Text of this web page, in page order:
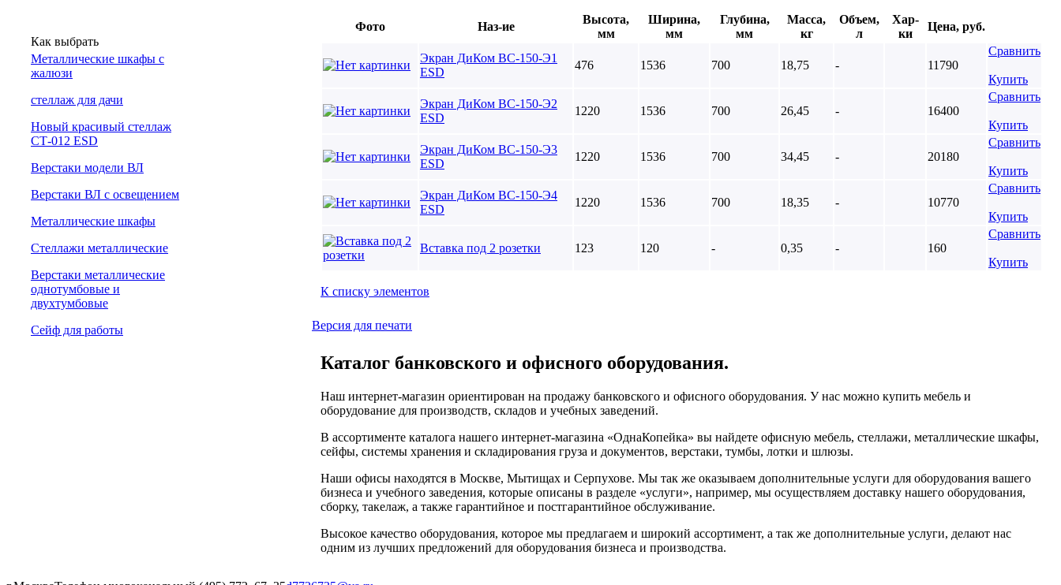
Как выбрать
Металлические шкафы с
жалюзи
cтеллаж для дачи
Новый красивый стеллаж
СТ-012 ESD
Верстаки модели ВЛ
Верстаки ВЛ с освещением
Металлические шкафы
Стеллажи металлические
Верстаки металлические
однотумбовые и
двухтумбовые
Сейф для работы
Фото Наз-ие
Высота,
мм
Ширина,
мм
Глубина,
мм
Масса,
кг
Объем,
л
Хар-
ки
Цена, руб.
Экран ДиКом ВС-150-Э1
ESD
476 1536 700 18,75 - 11790
Сравнить
Купить
Экран ДиКом ВС-150-Э2
ESD
1220 1536 700 26,45 - 16400
Сравнить
Купить
Экран ДиКом ВС-150-Э3
ESD
1220 1536 700 34,45 - 20180
Сравнить
Купить
Экран ДиКом ВС-150-Э4
ESD
1220 1536 700 18,35 - 10770
Сравнить
Купить
Вставка под 2 розетки 123 120 - 0,35 - 160
Сравнить
Купить
К списку элементов
Версия для печати
Каталог банковского и офисного оборудования.
Наш интернет-магазин ориентирован на продажу банковского и офисного оборудования. У нас можно купить мебель и
оборудование для производств, складов и учебных заведений.
В ассортименте каталога нашего интернет-магазина «ОднаКопейка» вы найдете офисную мебель, стеллажи, металлические шкафы,
сейфы, системы хранения и складирования груза и документов, верстаки, тумбы, лотки и шлюзы.
Наши офисы находятся в Москве, Мытищах и Серпухове. Мы так же оказываем дополнительные услуги для оборудования вашего
бизнеса и учебного заведения, которые описаны в разделе «услуги», например, мы осуществляем доставку нашего оборудования,
сборку, такелаж, а также гарантийное и постгарантийное обслуживание.
Высокое качество оборудования, которое мы предлагаем и широкий ассортимент, а так же дополнительные услуги, делают нас
одним из лучших предложений для оборудования бизнеса и производства.